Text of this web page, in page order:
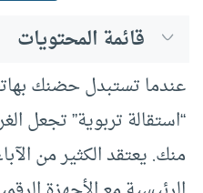
قائمة المحتويات
عندما تستبدل حضنك
“استقالة تربوية” تجعل
منك. يعتقد الكثير من